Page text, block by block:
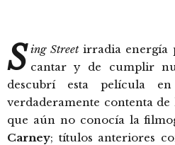
S ing Streetirradia energía
cantar y de cumplir
descubrí esta película
verdaderamente contenta
que aún no conocía la
Carney; títulos anteriores